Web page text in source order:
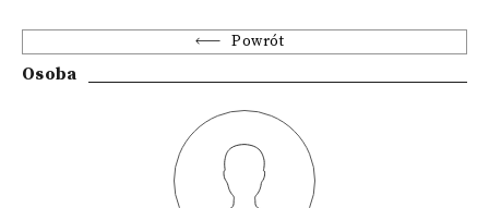
Powrót
Osoba